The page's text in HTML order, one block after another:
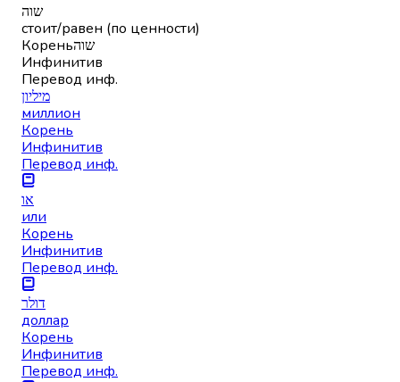
שוה
стоит/равен (по ценности)
Кореньשוה
Инфинитив
Перевод инф.
מיליון
миллион
Корень
Инфинитив
Перевод инф.
או
или
Корень
Инфинитив
Перевод инф.
דולר
доллар
Корень
Инфинитив
Перевод инф.